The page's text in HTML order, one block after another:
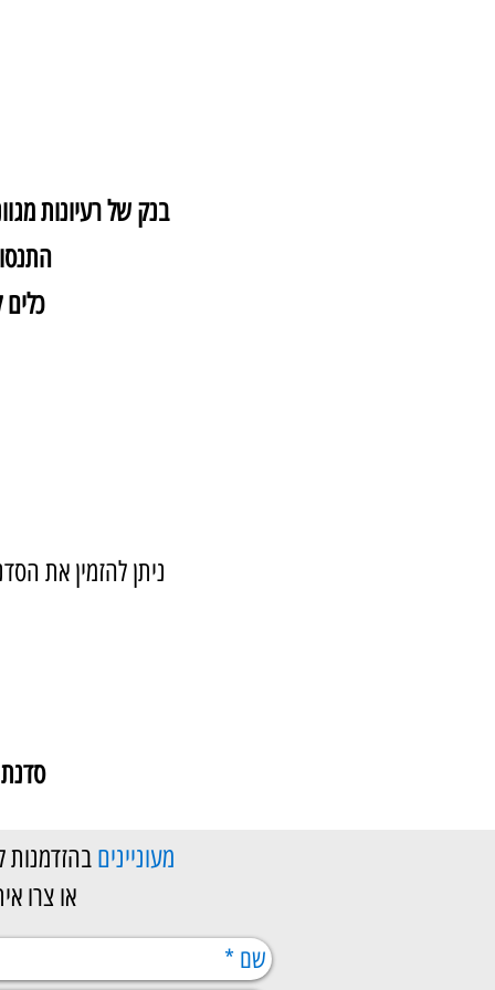
בנק של רעיונות
ניתן להזמין את
מעוניינים
או צרו איתנו קשר